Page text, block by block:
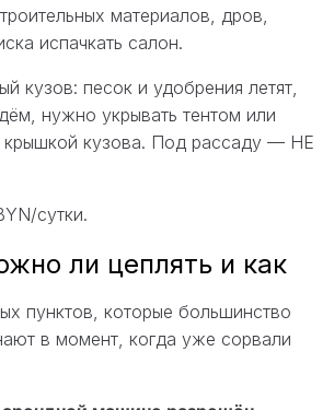
материалов, дров,
испачкать салон.
кузов: песок и удобрения летят,
нужно укрывать тентом или
крышкой кузова. Под рассаду — НЕ
сутки.
ли цеплять и как
пунктов, которые большинство
в момент, когда уже сорвали